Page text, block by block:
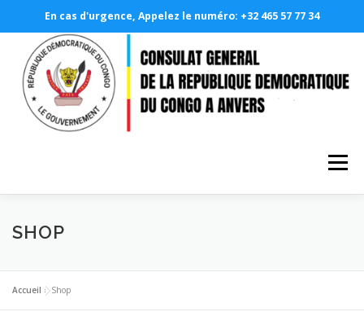
En cas d'urgence, Appelez le numéro: +32 465 57 77 34
contenu
Menu
A PROPOS
NOS SERVICES CONSULAIRES
SHOP
Accueil »Shop